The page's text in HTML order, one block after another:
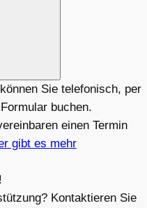
Sie telefonisch, per
buchen.
einen Termin
gibt es mehr
Kontaktieren Sie